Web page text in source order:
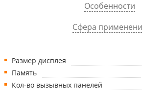
Особенности
Сфера
Размер дисплея
Память
Кол-во вызывных панелей